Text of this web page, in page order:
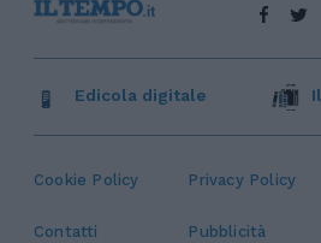
Cookie Policy Privacy Policy
Contatti Pubblicità
Edicola digitale